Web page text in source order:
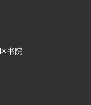
书院